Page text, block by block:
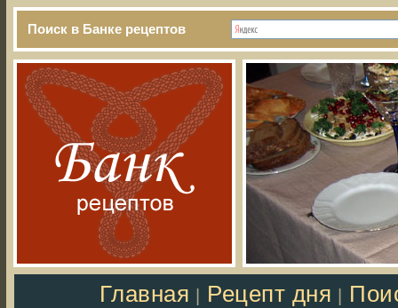
Поиск в Банке рецептов
Главная Рецепт дня